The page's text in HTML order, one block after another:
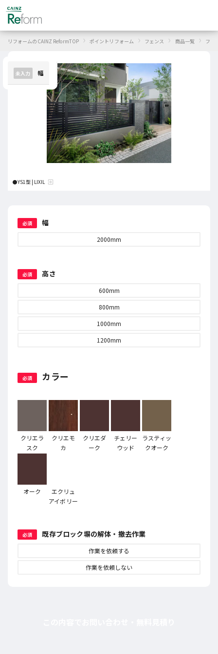
リフォームのCAINZ ReformTOP › ポイントリフォーム › フェンス › 商品一覧 › フェ
●YS1型 | LIXIL exit_to_app
必須 幅
2000mm
必須 高さ
600mm
800mm
1000mm
1200mm
必須 カラー
クリエラ
スク
クリエモ
カ
クリエダ
ーク
チェリー
ウッド
ラスティッ
クオーク
オーク
エクリュ
アイボリー
必須 既存ブロック塀の解体・撤去作業
作業を依頼する
作業を依頼しない
未入力 幅 未入力 高さ 未入力 カラー